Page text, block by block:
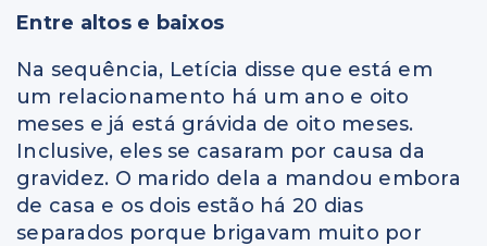
Entre altos e baixos
Na sequência, Letícia disse que está em
um relacionamento há um ano e oito
meses e já está grávida de oito meses.
Inclusive, eles se casaram por causa da
gravidez. O marido dela a mandou embora
de casa e os dois estão há 20 dias
separados porque brigavam muito por